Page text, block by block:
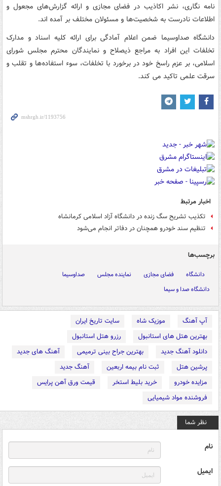
نامه نگاری، نشر اکاذیب در فضای مجازی و ارائه‌ گزارش‌های مجعول و
اطلاعات نادرست به شخصیت‌ها و مسئولان مختلف بر آمده اند.
دانشگاه صداوسیما ضمن اعلام آمادگی برای ارائه کلیه اسناد و مدارک
تخلفات این افراد به مراجع ذیصلاح و نمایندگان محترم مجلس شورای
اسلامی، بر عزم راسخ خود در برخورد با تخلفات، سوء استفاده‌ها و تقلب و
سرقت علمی تاکید می کند.
اخبار مرتبط
تکذیب تشریح سگ زنده در دانشگاه آزاد اسلامی کرمانشاه
تنظیم سند خودرو همچنان در دفاتر انجام می‌شود
برچسب‌ها
دانشگاه فضای مجازی نماینده مجلس
صداوسیما
دانشگاه صدا و سیما
آپ آهنگ موزیک شاه
سایت تاریخ ایران
بهترین هتل های استانبول
رزرو هتل استانبول
دانلود آهنگ جدید
بهترین جراح بینی ترمیمی
آهنگ های جدید
پرشین هتل
ثبت نام بیمه اربعین
آهنگ جدید
مزایده خودرو
خرید بلیط استخر
قیمت ورق آهن پرایس
فروشنده مواد شیمیایی
نظر شما
نام
ایمیل